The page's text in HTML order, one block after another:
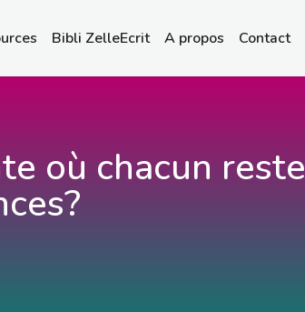
Bibli ZelleEcrit A propos Contact
où chacun reste